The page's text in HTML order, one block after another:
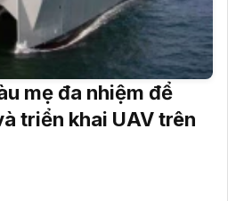
mẹ đa nhiệm để
triển khai UAV trên